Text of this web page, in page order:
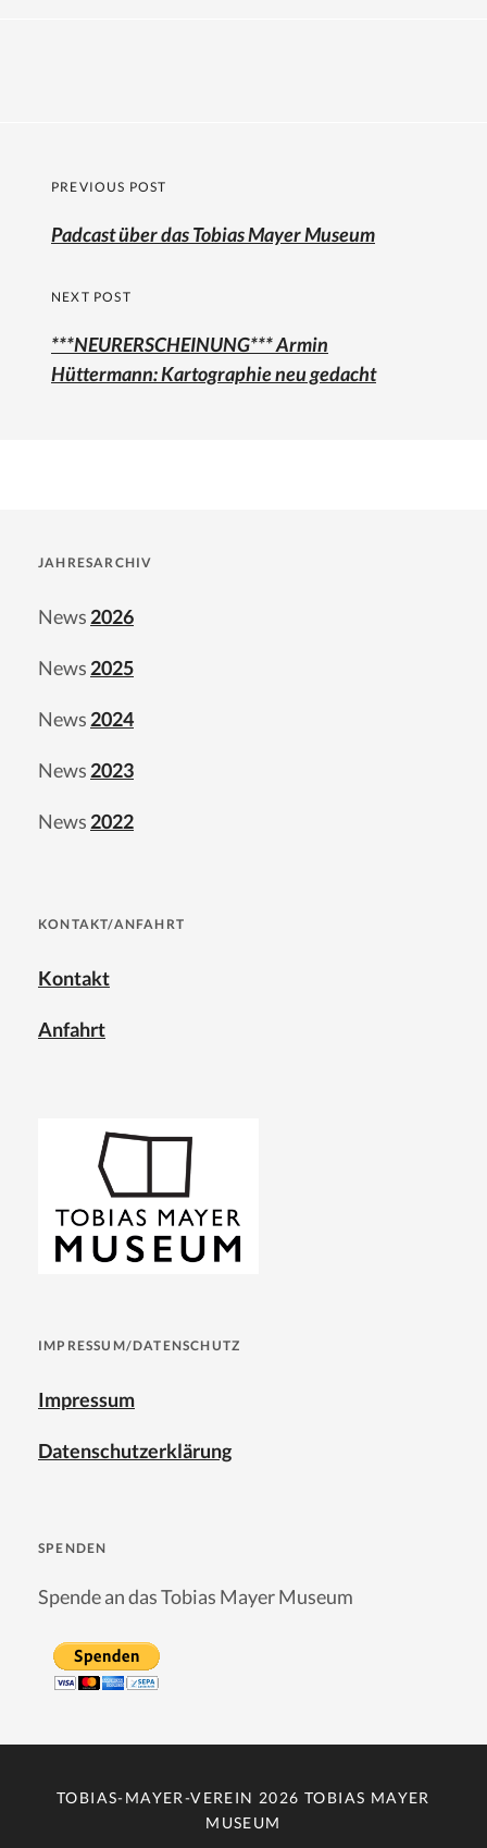
Beitragsnavigation
PREVIOUS POST
Previous
Padcast über das Tobias Mayer Museum
NEXT POST
***NEURERSCHEINUNG*** Armin
Hüttermann: Kartographie neu gedacht
JAHRESARCHIV
News 2026
News 2025
News 2024
News 2023
News 2022
KONTAKT/ANFAHRT
Kontakt
Anfahrt
IMPRESSUM/DATENSCHUTZ
Impressum
Datenschutzerklärung
SPENDEN
Spende an das Tobias Mayer Museum
TOBIAS-MAYER-VEREIN 2026TOBIAS MAYER
MUSEUM